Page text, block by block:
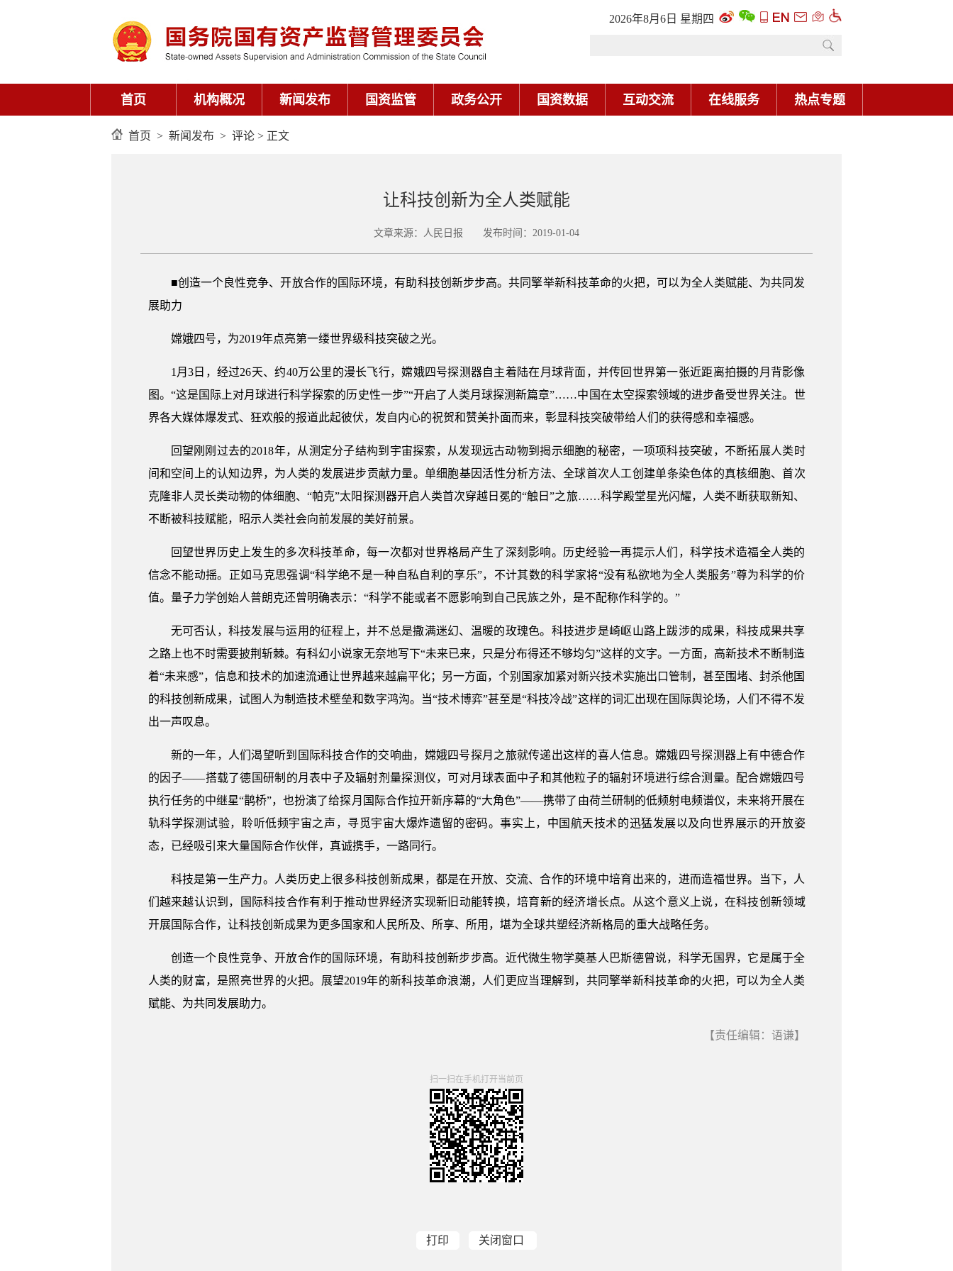
2026年8月6日 星期四
首页 机构概况 新闻发布 国资监管 政务公开 国资数据 互动交流 在线服务 热点专题
首页 > 新闻发布 > 评论 > 正文
让科技创新为全人类赋能
文章来源：人民日报 发布时间：2019-01-04
■创造一个良性竞争、开放合作的国际环境，有助科技创新步步高。共同擎举新科技革命的火把，可以为全人类赋能、为共同发
展助力
嫦娥四号，为2019年点亮第一缕世界级科技突破之光。
1月3日，经过26天、约40万公里的漫长飞行，嫦娥四号探测器自主着陆在月球背面，并传回世界第一张近距离拍摄的月背影像
图。“这是国际上对月球进行科学探索的历史性一步”“开启了人类月球探测新篇章”……中国在太空探索领域的进步备受世界关注。世
界各大媒体爆发式、狂欢般的报道此起彼伏，发自内心的祝贺和赞美扑面而来，彰显科技突破带给人们的获得感和幸福感。
回望刚刚过去的2018年，从测定分子结构到宇宙探索，从发现远古动物到揭示细胞的秘密，一项项科技突破，不断拓展人类时
间和空间上的认知边界，为人类的发展进步贡献力量。单细胞基因活性分析方法、全球首次人工创建单条染色体的真核细胞、首次
克隆非人灵长类动物的体细胞、“帕克”太阳探测器开启人类首次穿越日冕的“触日”之旅……科学殿堂星光闪耀，人类不断获取新知、
不断被科技赋能，昭示人类社会向前发展的美好前景。
回望世界历史上发生的多次科技革命，每一次都对世界格局产生了深刻影响。历史经验一再提示人们，科学技术造福全人类的
信念不能动摇。正如马克思强调“科学绝不是一种自私自利的享乐”，不计其数的科学家将“没有私欲地为全人类服务”尊为科学的价
值。量子力学创始人普朗克还曾明确表示：“科学不能或者不愿影响到自己民族之外，是不配称作科学的。”
无可否认，科技发展与运用的征程上，并不总是撒满迷幻、温暖的玫瑰色。科技进步是崎岖山路上跋涉的成果，科技成果共享
之路上也不时需要披荆斩棘。有科幻小说家无奈地写下“未来已来，只是分布得还不够均匀”这样的文字。一方面，高新技术不断制造
着“未来感”，信息和技术的加速流通让世界越来越扁平化；另一方面，个别国家加紧对新兴技术实施出口管制，甚至围堵、封杀他国
的科技创新成果，试图人为制造技术壁垒和数字鸿沟。当“技术博弈”甚至是“科技冷战”这样的词汇出现在国际舆论场，人们不得不发
出一声叹息。
新的一年，人们渴望听到国际科技合作的交响曲，嫦娥四号探月之旅就传递出这样的喜人信息。嫦娥四号探测器上有中德合作
的因子——搭载了德国研制的月表中子及辐射剂量探测仪，可对月球表面中子和其他粒子的辐射环境进行综合测量。配合嫦娥四号
执行任务的中继星“鹊桥”，也扮演了给探月国际合作拉开新序幕的“大角色”——携带了由荷兰研制的低频射电频谱仪，未来将开展在
轨科学探测试验，聆听低频宇宙之声，寻觅宇宙大爆炸遗留的密码。事实上，中国航天技术的迅猛发展以及向世界展示的开放姿
态，已经吸引来大量国际合作伙伴，真诚携手，一路同行。
科技是第一生产力。人类历史上很多科技创新成果，都是在开放、交流、合作的环境中培育出来的，进而造福世界。当下，人
们越来越认识到，国际科技合作有利于推动世界经济实现新旧动能转换，培育新的经济增长点。从这个意义上说，在科技创新领域
开展国际合作，让科技创新成果为更多国家和人民所及、所享、所用，堪为全球共塑经济新格局的重大战略任务。
创造一个良性竞争、开放合作的国际环境，有助科技创新步步高。近代微生物学奠基人巴斯德曾说，科学无国界，它是属于全
人类的财富，是照亮世界的火把。展望2019年的新科技革命浪潮，人们更应当理解到，共同擎举新科技革命的火把，可以为全人类
赋能、为共同发展助力。
【责任编辑：语谦】
扫一扫在手机打开当前页
打印 关闭窗口